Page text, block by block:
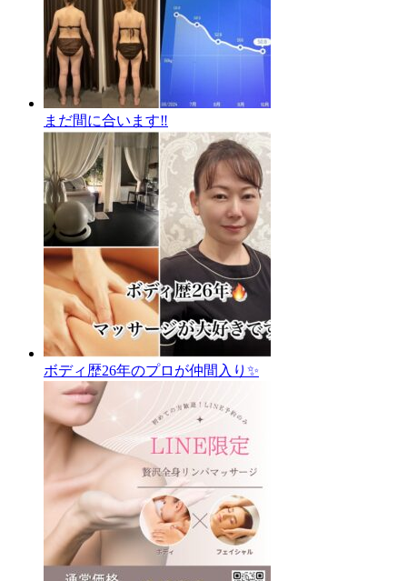
まだ間に合います‼️
ボディ歴26年のプロが仲間入り✨